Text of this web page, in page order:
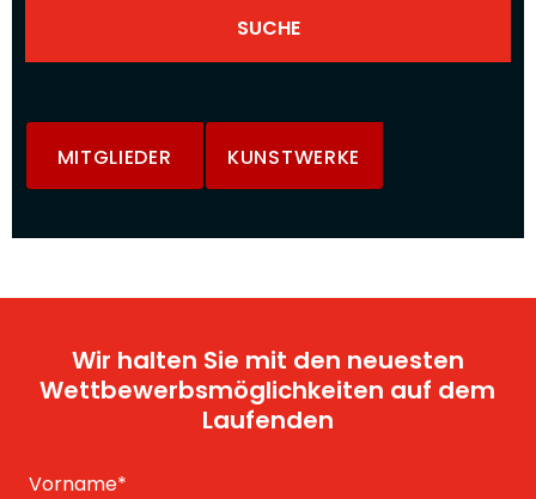
MITGLIEDER KUNSTWERKE
Wir halten Sie mit den neuesten
Wettbewerbsmöglichkeiten auf dem
Laufenden
Vorname*